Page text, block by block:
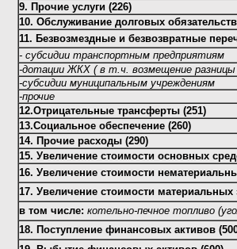
9. Прочие услуги (226)
10. Обслуживание долговых
11. Безвозмездные и безвозвратные
- субсидии транспортным предприятиям
-дотации ЖКХ ( в т.ч. возмещение
-субсидии муниципальным учреждениям
-прочие
12.Отрицательные трансферты (251)
13.Социальное обеспечение (260)
14. Прочие расходы (290)
15. Увеличение стоимости основных
16. Увеличение стоимости
17. Увеличение стоимости материальных
в том числе: котельно-печное топливо
18. Поступление финансовых активов